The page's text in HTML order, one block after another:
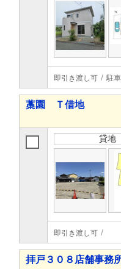
即引き渡し可 駐
藁園 Ｔ借地
貸地
即引き渡し可
拝戸３０８店舗事務